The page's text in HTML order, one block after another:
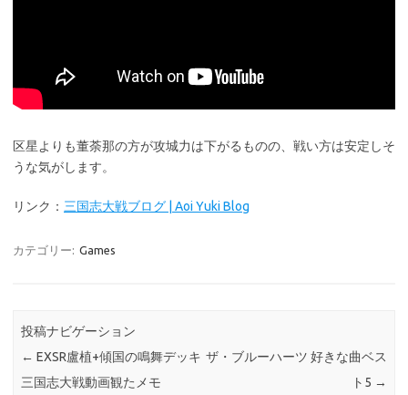
区星よりも董荼那の方が攻城力は下がるものの、戦い方は安定しそ
うな気がします。
リンク： 三国志大戦ブログ | Aoi Yuki Blog
カテゴリー: Games
投稿ナビゲーション
← EXSR盧植+傾国の鳴舞デッキ
三国志大戦動画観たメモ
ザ・ブルーハーツ 好きな曲ベス
ト5 →